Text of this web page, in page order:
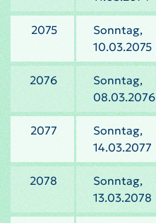
2075
Sonntag,
10.03.2075
2076
Sonntag,
08.03.2076
2077
Sonntag,
14.03.2077
2078
Sonntag,
13.03.2078